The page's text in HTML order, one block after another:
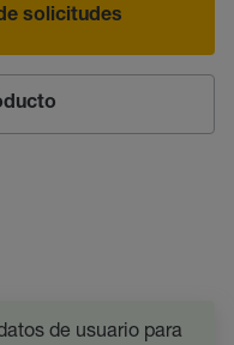
solicitudes
de usuario para